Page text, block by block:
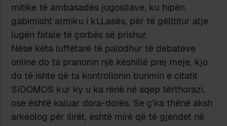
mitike të ambasadës jugosllave, ku hipën
gabimisht armiku i kLLasës, për të gëlltitur atje
lugën fatale të çorbës së prishur.
Nëse këta luftëtarë të palodhur të debateve
online do ta pranonin një këshillë prej meje, kjo
do të ishte që ta kontrollonin burimin e citatit
SIDOMOS kur ky u ka rënë në sqep tërthorazi,
ose është kaluar dora-dorës. Se ç’ka thënë aksh
arkeolog për ilirët, është mirë që të gjendet në